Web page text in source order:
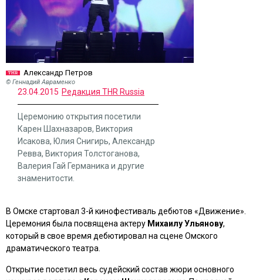
Александр Петров
© Геннадий Авраменко
23.04.2015 Редакция THR Russia
Церемонию открытия посетили
Карен Шахназаров, Виктория
Исакова, Юлия Снигирь, Александр
Ревва, Виктория Толстоганова,
Валерия Гай Германика и другие
знаменитости.
В Омске стартовал 3-й кинофестиваль дебютов «Движение».
Церемония была посвящена актеру Михаилу Ульянову,
который в свое время дебютировал на сцене Омского
драматического театра.
Открытие посетил весь судейский состав жюри основного